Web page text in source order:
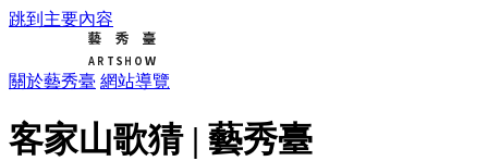
跳到主要內容
關於藝秀臺 網站導覽
客家山歌猜 | 藝秀臺